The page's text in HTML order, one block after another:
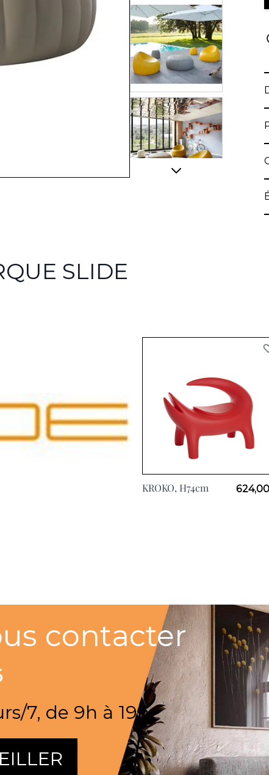
View larger image
View larger image
View larger image
View larger image
SLIDE
KROKO, H74cm
contacter
7, de 9h à 19h